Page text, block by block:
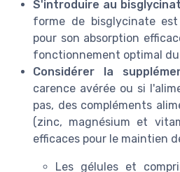
S'introduire au
forme de bisglycinate
pour son absorption
fonctionnement optimal
Considérer la
carence avérée ou si
pas, des compléments
(zinc, magnésium et
efficaces pour le maintien
Les gélules et